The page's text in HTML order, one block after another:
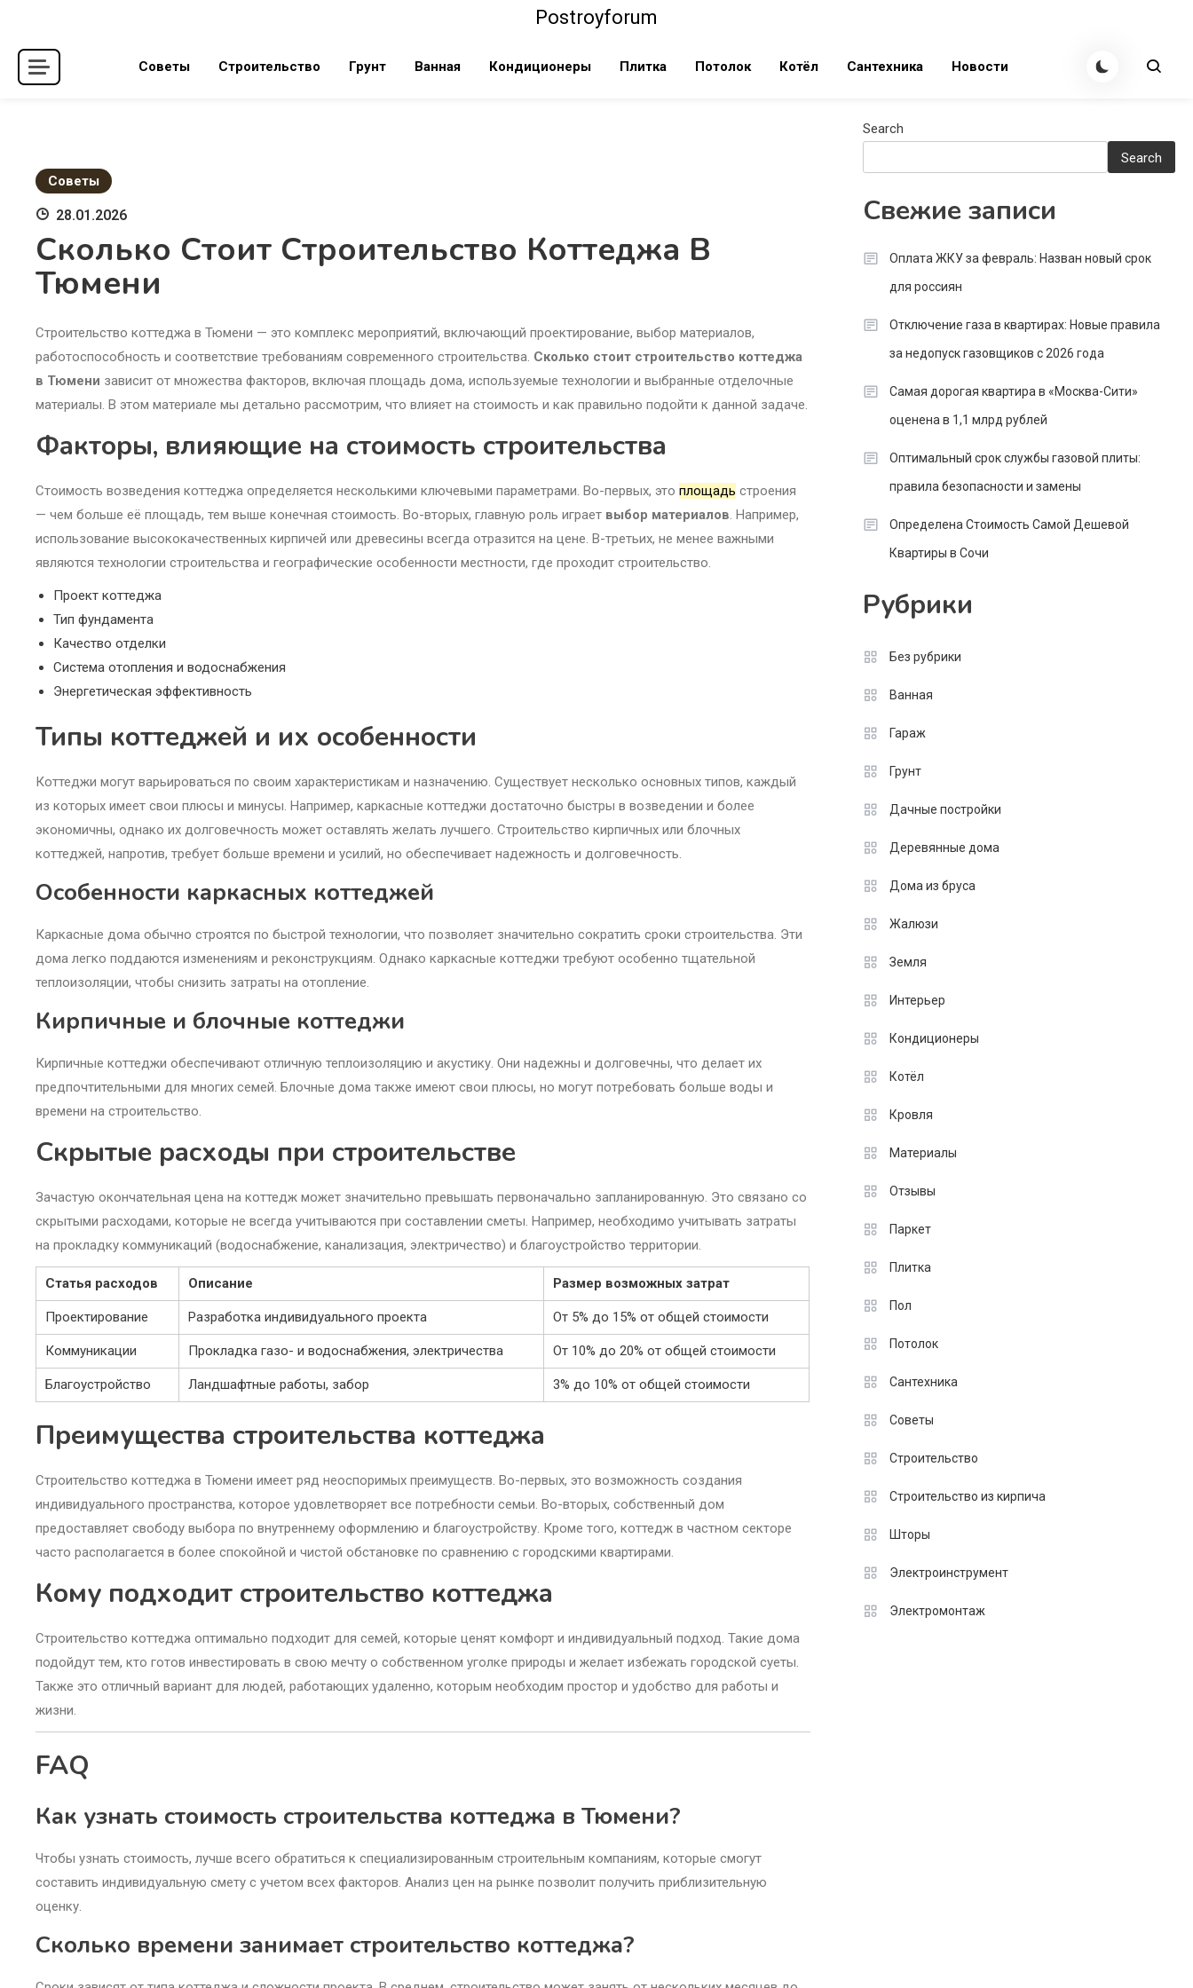
content
Postroyforum
Советы Строительство Грунт Ванная Кондиционеры Плитка Потолок Котёл Сантехника Новости
Советы
28.01.2026
Сколько Стоит Строительство Коттеджа В
Тюмени
Строительство коттеджа в Тюмени — это комплекс мероприятий, включающий проектирование, выбор материалов,
работоспособность и соответствие требованиям современного строительства. Сколько стоит строительство коттеджа
в Тюмени зависит от множества факторов, включая площадь дома, используемые технологии и выбранные отделочные
материалы. В этом материале мы детально рассмотрим, что влияет на стоимость и как правильно подойти к данной задаче.
Факторы, влияющие на стоимость строительства
Стоимость возведения коттеджа определяется несколькими ключевыми параметрами. Во-первых, это площадь строения
— чем больше её площадь, тем выше конечная стоимость. Во-вторых, главную роль играет выбор материалов . Например,
использование высококачественных кирпичей или древесины всегда отразится на цене. В-третьих, не менее важными
являются технологии строительства и географические особенности местности, где проходит строительство.
Проект коттеджа
Тип фундамента
Качество отделки
Система отопления и водоснабжения
Энергетическая эффективность
Типы коттеджей и их особенности
Коттеджи могут варьироваться по своим характеристикам и назначению. Существует несколько основных типов, каждый
из которых имеет свои плюсы и минусы. Например, каркасные коттеджи достаточно быстры в возведении и более
экономичны, однако их долговечность может оставлять желать лучшего. Строительство кирпичных или блочных
коттеджей, напротив, требует больше времени и усилий, но обеспечивает надежность и долговечность.
Особенности каркасных коттеджей
Каркасные дома обычно строятся по быстрой технологии, что позволяет значительно сократить сроки строительства. Эти
дома легко поддаются изменениям и реконструкциям. Однако каркасные коттеджи требуют особенно тщательной
теплоизоляции, чтобы снизить затраты на отопление.
Кирпичные и блочные коттеджи
Кирпичные коттеджи обеспечивают отличную теплоизоляцию и акустику. Они надежны и долговечны, что делает их
предпочтительными для многих семей. Блочные дома также имеют свои плюсы, но могут потребовать больше воды и
времени на строительство.
Скрытые расходы при строительстве
Зачастую окончательная цена на коттедж может значительно превышать первоначально запланированную. Это связано со
скрытыми расходами, которые не всегда учитываются при составлении сметы. Например, необходимо учитывать затраты
на прокладку коммуникаций (водоснабжение, канализация, электричество) и благоустройство территории.
Статья расходов Описание Размер возможных затрат
Проектирование Разработка индивидуального проекта От 5% до 15% от общей стоимости
Коммуникации Прокладка газо- и водоснабжения, электричества От 10% до 20% от общей стоимости
Благоустройство Ландшафтные работы, забор 3% до 10% от общей стоимости
Преимущества строительства коттеджа
Строительство коттеджа в Тюмени имеет ряд неоспоримых преимуществ. Во-первых, это возможность создания
индивидуального пространства, которое удовлетворяет все потребности семьи. Во-вторых, собственный дом
предоставляет свободу выбора по внутреннему оформлению и благоустройству. Кроме того, коттедж в частном секторе
часто располагается в более спокойной и чистой обстановке по сравнению с городскими квартирами.
Кому подходит строительство коттеджа
Строительство коттеджа оптимально подходит для семей, которые ценят комфорт и индивидуальный подход. Такие дома
подойдут тем, кто готов инвестировать в свою мечту о собственном уголке природы и желает избежать городской суеты.
Также это отличный вариант для людей, работающих удаленно, которым необходим простор и удобство для работы и
жизни.
FAQ
Как узнать стоимость строительства коттеджа в Тюмени?
Чтобы узнать стоимость, лучше всего обратиться к специализированным строительным компаниям, которые смогут
составить индивидуальную смету с учетом всех факторов. Анализ цен на рынке позволит получить приблизительную
оценку.
Сколько времени занимает строительство коттеджа?
Search
Search
Свежие записи
Оплата ЖКУ за февраль: Назван новый срок
для россиян
Отключение газа в квартирах: Новые правила
за недопуск газовщиков с 2026 года
Самая дорогая квартира в «Москва-Сити»
оценена в 1,1 млрд рублей
Оптимальный срок службы газовой плиты:
правила безопасности и замены
Определена Стоимость Самой Дешевой
Квартиры в Сочи
Рубрики
Без рубрики
Ванная
Гараж
Грунт
Дачные постройки
Деревянные дома
Дома из бруса
Жалюзи
Земля
Интерьер
Кондиционеры
Котёл
Кровля
Материалы
Отзывы
Паркет
Плитка
Пол
Потолок
Сантехника
Советы
Строительство
Строительство из кирпича
Шторы
Электроинструмент
Электромонтаж